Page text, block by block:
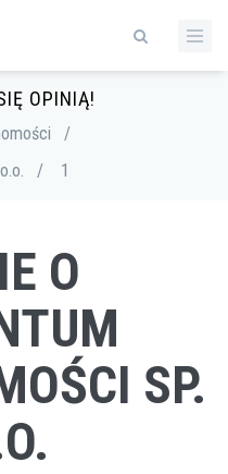
OPINIĄ!
/
/ 1
O
SP.